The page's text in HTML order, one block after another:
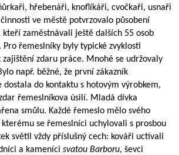
hřebenáři, knoflíkáři, cvočkaři, usnaři
ve městě potvrzovalo působení
kteří zaměstnávali ještě dalších 55 osob
Pro řemeslníky byly typické zvyklosti
zajištění zdaru práce. Mnohé se udržovaly
např. běžné, že první zákazník
dostala do kontaktu s hotovým výrobkem,
řemeslníkova úsilí. Mladá dívka
smůlu. Každé řemeslo mělo svého
se řemeslníci uchylovali s prosbou
světil vždy příslušný cech: kováři uctívali
a kameníci svatou Barboru, ševci